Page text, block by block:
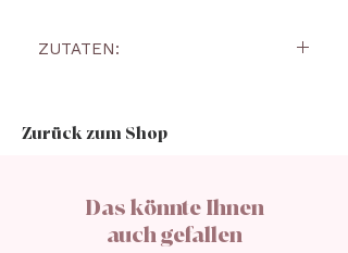
ZUTATEN:
ISOSTEARYLISOSTEARAT,
COCO-CAPRYLAT/CAPRAT,
HYDROXYSTEARINSÄURE,
HELIANTHUS ANNUUS
Zurück zum Shop
Das könnte Ihnen
auch gefallen